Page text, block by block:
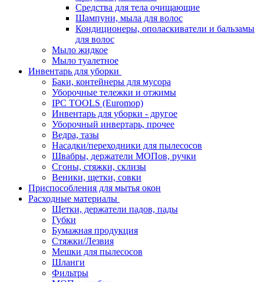
Средства для тела очищающие
Шампуни, мыла для волос
Кондиционеры, ополаскиватели и бальзамы
для волос
Мыло жидкое
Мыло туалетное
Инвентарь для уборки
Баки, контейнеры для мусора
Уборочные тележки и отжимы
IPC TOOLS (Euromop)
Инвентарь для уборки - другое
Уборочный инвертарь, прочее
Ведра, тазы
Насадки/переходники для пылесосов
Швабры, держатели МОПов, ручки
Сгоны, стяжки, склизы
Веники, щетки, совки
Приспособления для мытья окон
Расходные материалы
Щетки, держатели падов, пады
Губки
Бумажная продукция
Стяжки/Лезвия
Мешки для пылесосов
Шланги
Фильтры